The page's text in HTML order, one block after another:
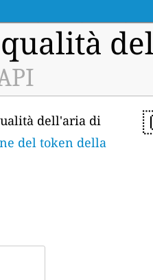
dell'aria di
del token della